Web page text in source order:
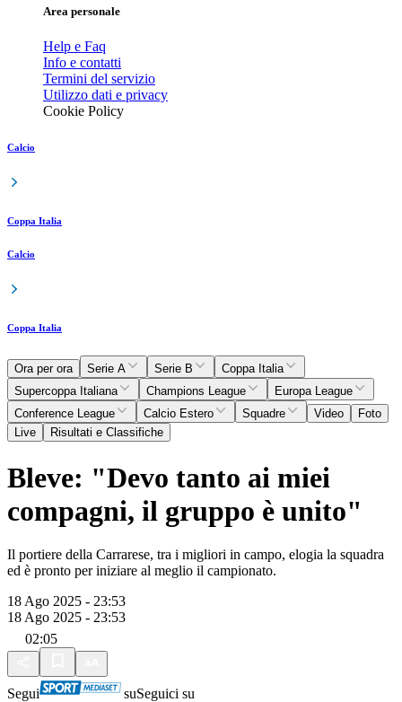
Area personale
Help e Faq
Info e contatti
Termini del servizio
Utilizzo dati e privacy
Cookie Policy
Calcio
Coppa Italia
Calcio
Coppa Italia
Ora per ora Serie A Serie B
Coppa Italia
Supercoppa Italiana
Champions League
Europa League
Conference League
Calcio Estero Squadre Video
Foto
Live
Risultati e Classifiche
Bleve: "Devo tanto ai miei
compagni, il gruppo è unito"
Il portiere della Carrarese, tra i migliori in campo, elogia la squadra
ed è pronto per iniziare al meglio il campionato.
18 Ago 2025 - 23:53
18 Ago 2025 - 23:53
02:05
Segui suSeguici su